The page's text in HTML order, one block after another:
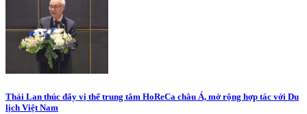
Thái Lan thúc đẩy vị thế trung tâm HoReCa châu Á, mở rộng hợp tác với Du
lịch Việt Nam